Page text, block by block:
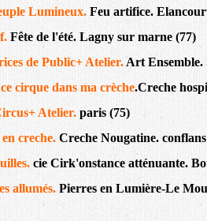
Lumineux. Feu artifice.
Fête de l'été. Lagny sur marne (77)
de Public+ Atelier. Art Ensemble.
cirque dans ma crèche.Creche
Atelier. paris (75)
creche. Creche Nougatine.
cie Cirk'onstance atténuante.
allumés. Pierres en Lumière-Le